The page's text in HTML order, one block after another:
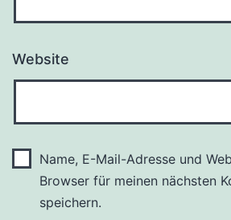
Website
Name, E-Mail-Adresse und
Browser für meinen nächsten
speichern.